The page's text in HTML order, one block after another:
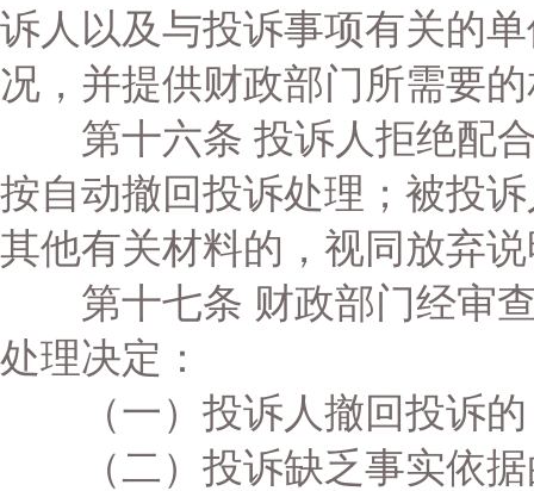
诉人以及与投诉事项有关的
况，并提供财政部门所需要
第十六条 投诉人拒绝配合
按自动撤回投诉处理；被投
其他有关材料的，视同放弃
第十七条 财政部门经审查
处理决定：
（一）投诉人撤回投诉的
（二）投诉缺乏事实依据